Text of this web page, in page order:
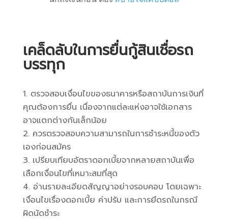
เคล็ดลับในการยื่นกู้สินเชื่อรถ
บรรทุก
ตรวจสอบเงื่อนไขของธนาคารหรือสถาบันการเงินที่
คุณต้องการยื่น เนื่องจากแต่ละแห่งอาจใช้เอกสาร
อาจแตกต่างกันเล็กน้อย
ควรตรวจสอบความสามารถในการชำระหนี้ของตัว
เองก่อนสมัคร
เปรียบเทียบอัตราดอกเบี้ยจากหลายสถาบันเพื่อ
เลือกเงื่อนไขที่เหมาะสมที่สุด
อ่านรายละเอียดสัญญาอย่างรอบคอบ โดยเฉพาะ
เงื่อนไขเรื่องดอกเบี้ย ค่าปรับ และการยึดรถในกรณี
ผิดนัดชำระ